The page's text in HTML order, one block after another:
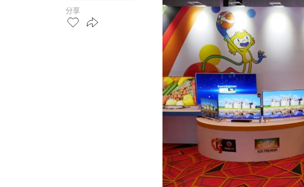
分享